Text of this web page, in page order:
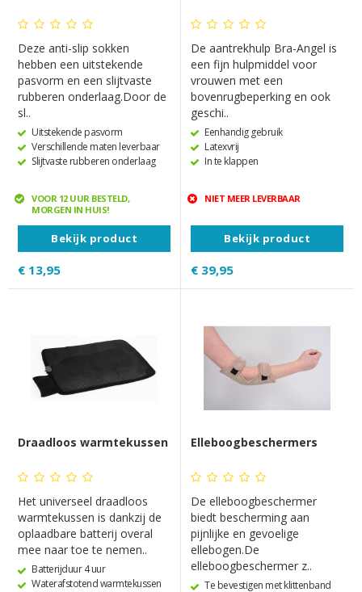
Deze anti-slip sokken
hebben een uitstekende
pasvorm en een slijtvaste
rubberen onderlaag.Door de
sl..
Uitstekende pasvorm
Verschillende maten leverbaar
Slijtvaste rubberen onderlaag
VOOR 12 UUR BESTELD,
MORGEN IN HUIS!
Bekijk product
€ 13,95
De aantrekhulp Bra-Angel is
een fijn hulpmiddel voor
vrouwen met een
bovenrugbeperking en ook
geschi..
Eenhandig gebruik
Latexvrij
In te klappen
NIET MEER LEVERBAAR
Bekijk product
€ 39,95
Draadloos warmtekussen
Het universeel draadloos
warmtekussen is dankzij de
oplaadbare batterij overal
mee naar toe te nemen..
Batterijduur 4 uur
Waterafstotend warmtekussen
Elleboogbeschermers
De elleboogbeschermer
biedt bescherming aan
pijnlijke en gevoelige
ellebogen.De
elleboogbeschermer z..
Te bevestigen met klittenband